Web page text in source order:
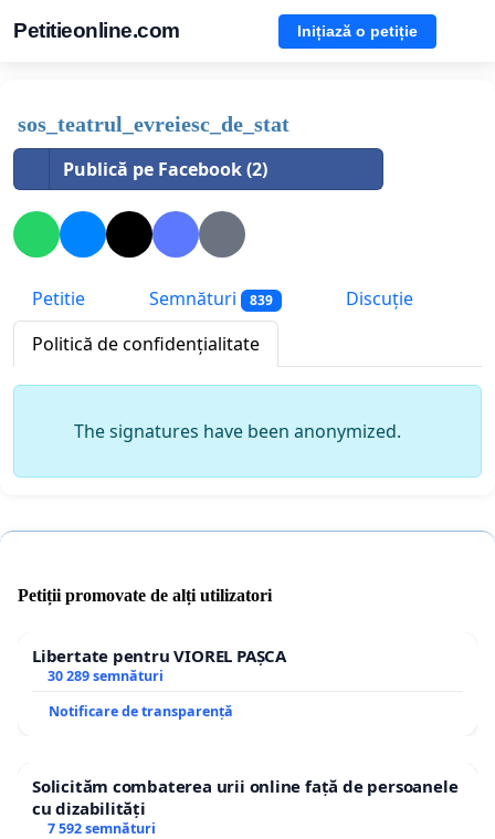
Petitieonline.com Inițiază o petiție
sos_teatrul_evreiesc_de_stat
Publică pe Facebook (2)
Petitie Semnături 839
Discuție
Politică de confidențialitate
The signatures have been anonymized.
Petiții promovate de alți utilizatori
Libertate pentru VIOREL PAȘCA
30 289 semnături
Notificare de transparență
Solicităm combaterea urii online față de persoanele
cu dizabilități
7 592 semnături